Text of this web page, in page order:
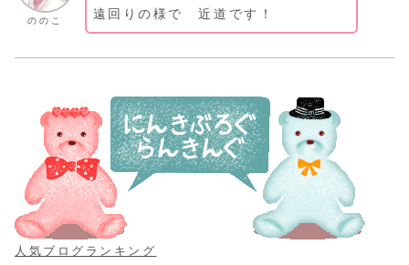
ののこ
遠回りの様で 近道です！
人気ブログランキング